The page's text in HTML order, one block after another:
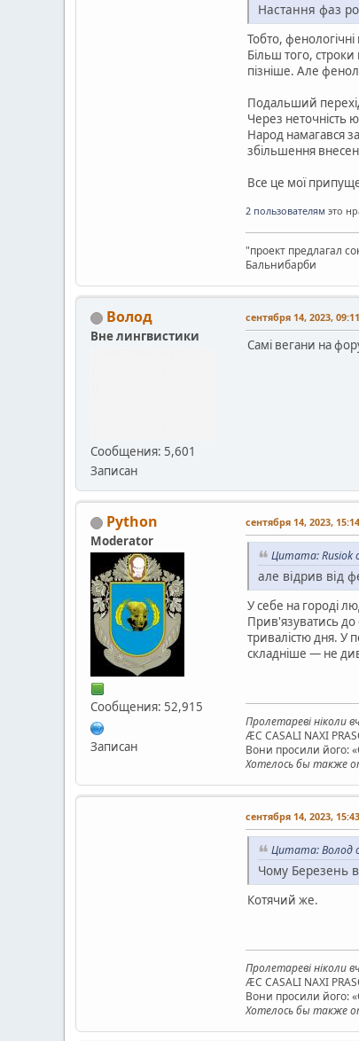
Настання фаз
Тобто,
Більш того, строки
пізніше. Але
Подальший
Через неточність
Народ намагався
збільшення
Все це мої
2 пользователям это
"проект предлагал
Бальнибарби
Волод
Вне лингвистики
Сообщения: 5,601
Записан
сентября 14, 2023, 09:11
Самі вегани на
Python
Moderator
Сообщения: 52,915
Записан
сентября 14, 2023, 15:14
Цитата: Rusiok
але відрив від
У себе на городі
Прив'язуватись до
тривалістю дня. У
складніше — не
Пролетареві ніколи
ÆC CASALI NAXI
Вони просили його:
Хотелось бы также
сентября 14, 2023, 15:43
Цитата: Волод
Чому Березень
Котячий же.
Пролетареві ніколи
ÆC CASALI NAXI
Вони просили його:
Хотелось бы также